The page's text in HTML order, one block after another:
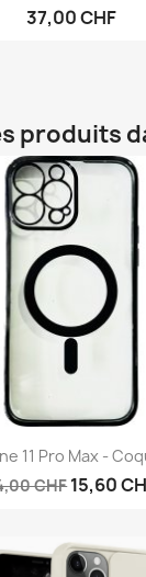
37,00 CHF
produits
Aperçu rapide
11 Pro Max -
CHF15,60